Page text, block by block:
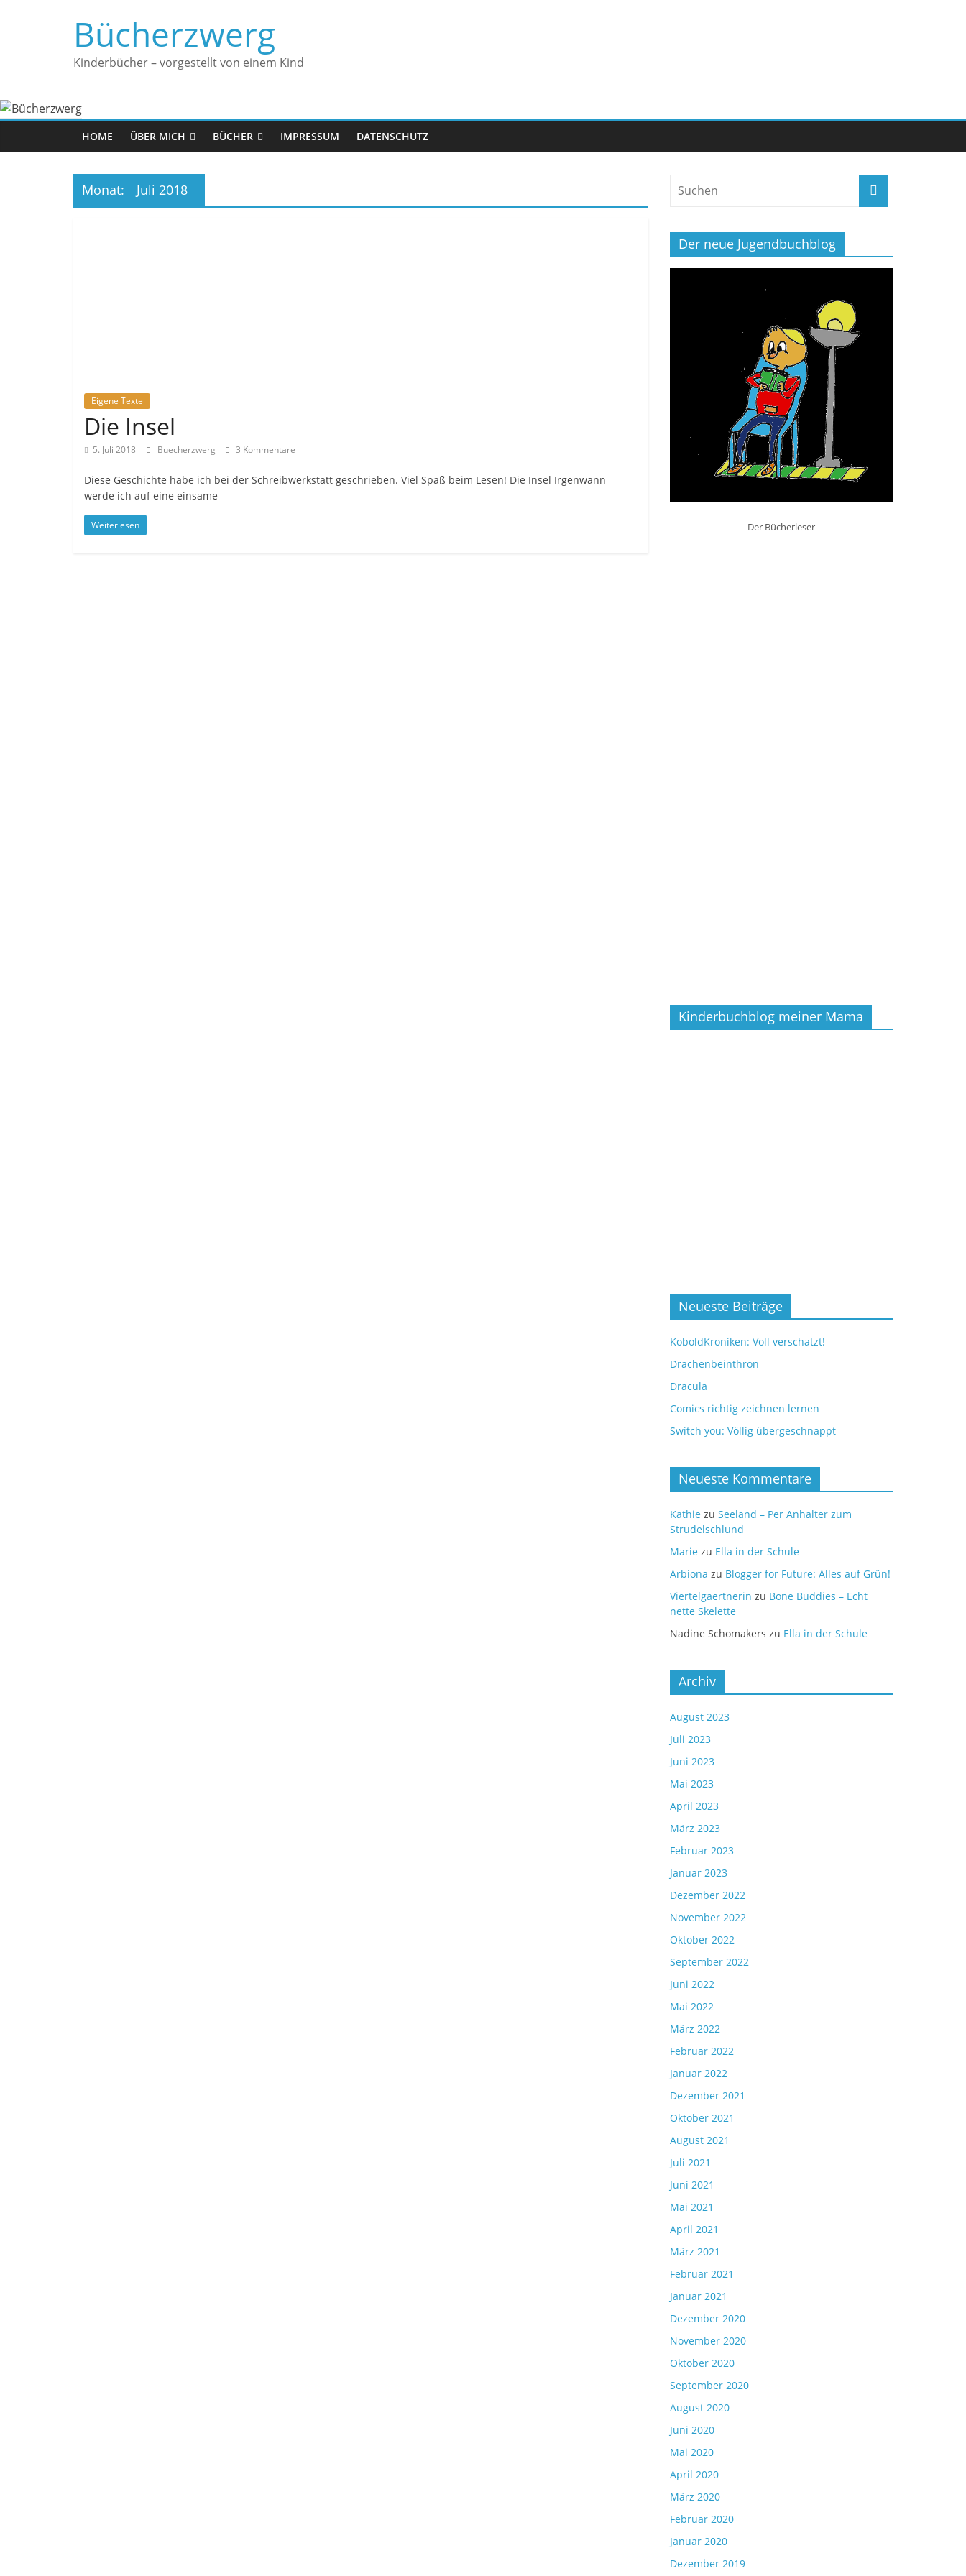
Bücherzwerg
Kinderbücher – vorgestellt von einem Kind
HOME ÜBER MICH BÜCHER IMPRESSUM DATENSCHUTZ
Monat: Juli 2018
Eigene Texte
Die Insel
5. Juli 2018 Buecherzwerg 3 Kommentare
Diese Geschichte habe ich bei der Schreibwerkstatt geschrieben. Viel Spaß beim Lesen! Die Insel Irgenwann
werde ich auf eine einsame
Weiterlesen
Der neue Jugendbuchblog
Der Bücherleser
Kinderbuchblog meiner Mama
Neueste Beiträge
KoboldKroniken: Voll verschatzt!
Drachenbeinthron
Dracula
Comics richtig zeichnen lernen
Switch you: Völlig übergeschnappt
Neueste Kommentare
Kathie zu Seeland – Per Anhalter zum
Strudelschlund
Marie zu Ella in der Schule
Arbiona zu Blogger for Future: Alles auf Grün!
Viertelgaertnerin zu Bone Buddies – Echt
nette Skelette
Nadine Schomakers zu Ella in der Schule
Archiv
August 2023
Juli 2023
Juni 2023
Mai 2023
April 2023
März 2023
Februar 2023
Januar 2023
Dezember 2022
November 2022
Oktober 2022
September 2022
Juni 2022
Mai 2022
März 2022
Februar 2022
Januar 2022
Dezember 2021
Oktober 2021
August 2021
Juli 2021
Juni 2021
Mai 2021
April 2021
März 2021
Februar 2021
Januar 2021
Dezember 2020
November 2020
Oktober 2020
September 2020
August 2020
Juni 2020
Mai 2020
April 2020
März 2020
Februar 2020
Januar 2020
Dezember 2019